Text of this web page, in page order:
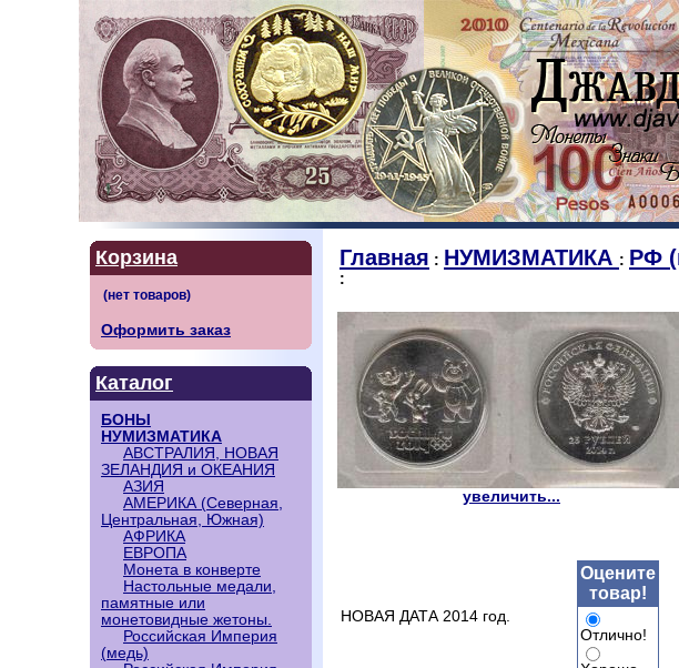
Корзина
Оформить заказ
Каталог
БОНЫ
НУМИЗМАТИКА
АВСТРАЛИЯ, НОВАЯ
ЗЕЛАНДИЯ и ОКЕАНИЯ
АЗИЯ
АМЕРИКА (Северная,
Центральная, Южная)
АФРИКА
ЕВРОПА
Монета в конверте
Настольные медали,
памятные или
монетовидные жетоны.
Российская Империя
(медь)
Главная : НУМИЗМАТИКА : РФ
:
увеличить...
НОВАЯ ДАТА 2014 год.
Оцените
товар!
Отлично!